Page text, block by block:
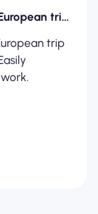
Great coverage during my European trip…
trip